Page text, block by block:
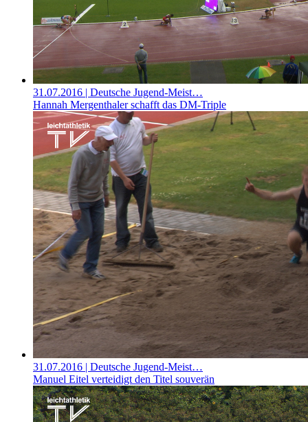
31.07.2016 | Deutsche Jugend-Meist…
Hannah Mergenthaler schafft das DM-Triple
31.07.2016 | Deutsche Jugend-Meist…
Manuel Eitel verteidigt den Titel souverän